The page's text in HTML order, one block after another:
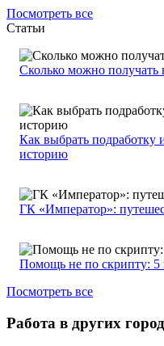
Посмотреть все
Статьи
Сколько можно получать
Как выбрать подработку
историю
ГК «Император»:
Помощь не по скрипту: 5
Посмотреть все
Работа в других